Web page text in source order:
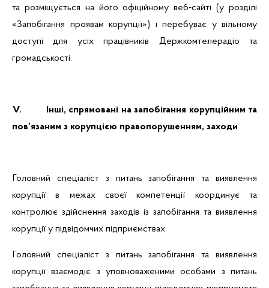
та розміщується на його офіційному веб-сайті (у розділі
«Запобігання проявам корупції») і перебуває у вільному
доступі для усіх працівників Держкомтелерадіо та
громадськості.
V.
Інші, спрямовані на запобігання корупційним та
пов’язаним з корупцією правопорушенням, заходи
Головний спеціаліст з питань запобігання та виявлення
корупції в межах своєї компетенції координує та
контролює здійснення заходів із запобігання та виявлення
корупції у підвідомчих підприємствах.
Головний спеціаліст з питань запобігання та виявлення
корупції взаємодіє з уповноваженими особами з питань